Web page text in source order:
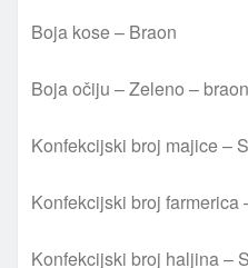
Boja kose – Braon
Boja očiju – Zeleno – braon
Konfekcijski broj majice –
Konfekcijski broj farmerica
Konfekcijski broj haljina –